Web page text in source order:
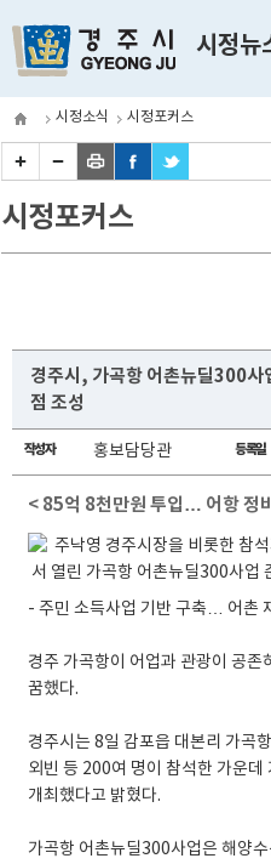
시정뉴
시정소식 시정포커스
시정포커스
경주시, 가곡항 어촌뉴딜300사
점 조성
작성자 홍보담당관 등록일
< 85억 8천만원 투입… 어항 정
- 주민 소득사업 기반 구축… 어촌
경주 가곡항이 어업과 관광이 공
꿈했다.
경주시는 8일 감포읍 대본리 가곡
외빈 등 200여 명이 참석한 가운
개최했다고 밝혔다.
가곡항 어촌뉴딜300사업은 해양